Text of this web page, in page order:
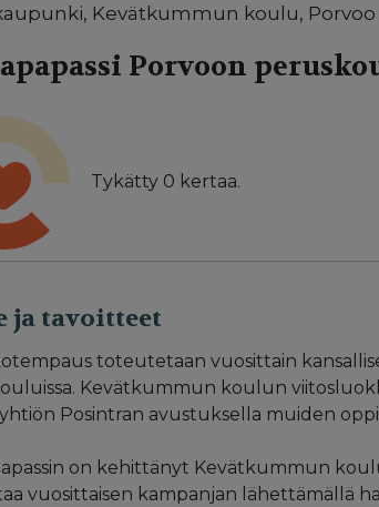
Kevätkummun koulu, Porvoo
Porvoon
Tykätty 0 kertaa.
ja tavoitteet
toteutetaan vuosittain
Kevätkummun koulun
Posintran avustuksella muiden
on kehittänyt Kevätkummun
vuosittaisen kampanjan lähettämällä